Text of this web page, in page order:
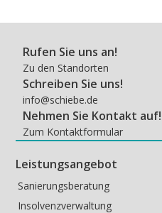
Rufen Sie uns an!
Zu den Standorten
Schreiben Sie uns!
info@schiebe.de
Nehmen Sie Kontakt auf!
Zum Kontaktformular
Leistungsangebot
Sanierungsberatung
Insolvenzverwaltung